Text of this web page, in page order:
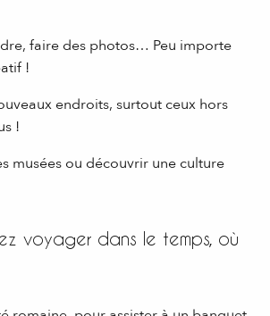
faire des photos… Peu importe
!
endroits, surtout ceux hors
!
musées ou découvrir une culture
voyager dans le temps, où